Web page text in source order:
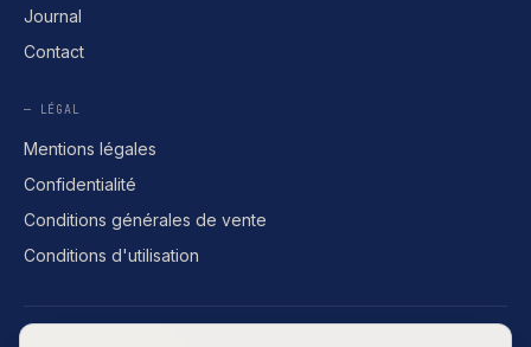
Journal
Contact
— LÉGAL
Mentions légales
Confidentialité
Conditions générales de vente
Conditions d'utilisation